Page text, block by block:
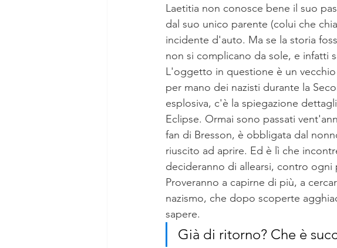
Laetitia non conosce bene il suo
dal suo unico parente (colui che
incidente d'auto. Ma se la storia
non si complicano da sole, e infatti
L'oggetto in questione è un
per mano dei nazisti durante la
esplosiva, c'è la spiegazione
Eclipse. Ormai sono passati
fan di Bresson, è obbligata dal
riuscito ad aprire. Ed è lì che
decideranno di allearsi, contro
Proveranno a capirne di più, a
nazismo, che dopo scoperte
sapere.
Già di ritorno? Che è